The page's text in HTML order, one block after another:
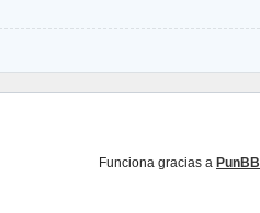
Funciona gracias a PunBB